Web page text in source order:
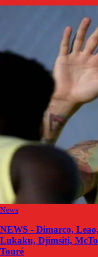
News
NEWS - Dimarco,
Lukaku, Djimsiti,
Touré